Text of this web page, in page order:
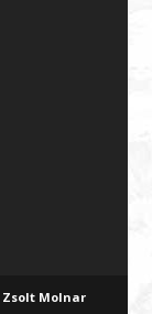
Zsolt Molnar